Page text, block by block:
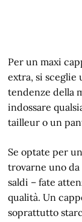
Per un maxi
extra, si sceglie
tendenze della
indossare
tailleur o un
Se optate per
trovarne uno da
saldi – fate
qualità. Un
soprattutto